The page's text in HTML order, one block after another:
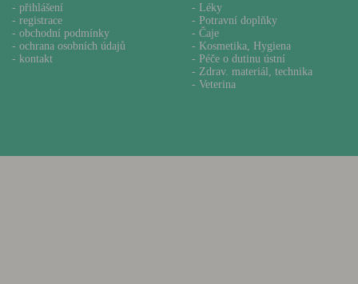
- přihlášení
- registrace
- obchodní podmínky
- ochrana osobních údajů
- kontakt
- Léky
- Potravní doplňky
- Čaje
- Kosmetika, Hygiena
- Péče o dutinu ústní
- Zdrav. materiál, technika
- Veterina